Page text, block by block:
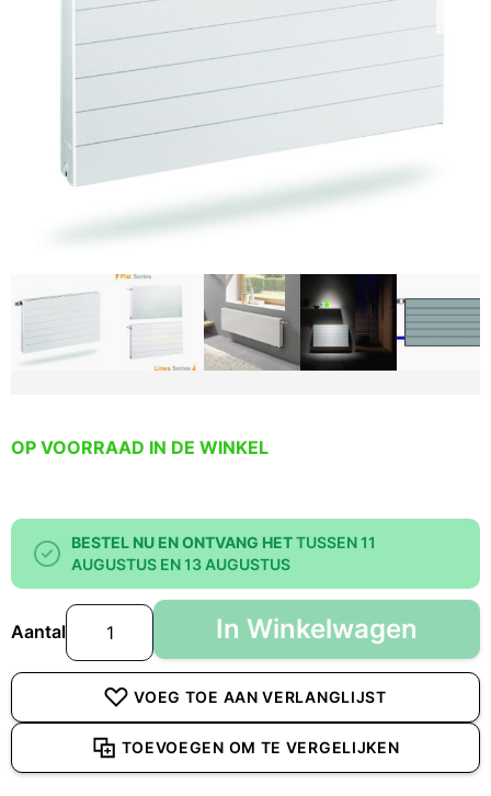
OP VOORRAAD IN DE WINKEL
BESTEL NU EN ONTVANG HETTUSSEN 11
AUGUSTUS EN 13 AUGUSTUS
Aantal In Winkelwagen
VOEG TOE AAN VERLANGLIJST
TOEVOEGEN OM TE VERGELIJKEN